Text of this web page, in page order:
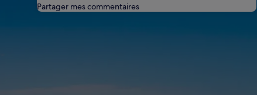
Partager mes commentaires